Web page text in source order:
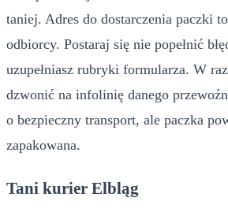
taniej. Adres do dostarczenia paczki
odbiorcy. Postaraj się nie popełnić
uzupełniasz rubryki formularza. W
dzwonić na infolinię danego
o bezpieczny transport, ale paczka
zapakowana.
Tani kurier Elbląg